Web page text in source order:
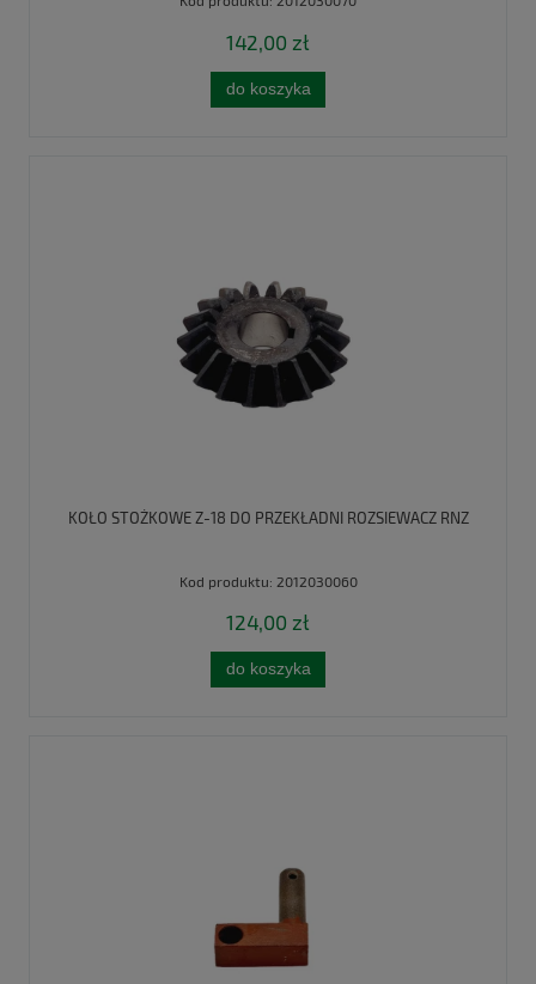
142,00 zł
do koszyka
KOŁO STOŻKOWE Z-18 DO PRZEKŁADNI ROZSIEWACZ RNZ
Kod produktu: 2012030060
124,00 zł
do koszyka